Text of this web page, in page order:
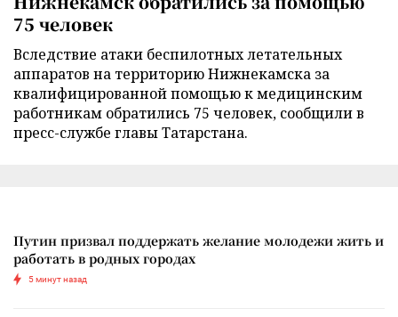
75 человек
Вследствие атаки беспилотных летательных
аппаратов на территорию Нижнекамска за
квалифицированной помощью к медицинским
работникам обратились 75 человек, сообщили в
пресс-службе главы Татарстана.
Путин призвал поддержать желание молодежи жить и
работать в родных городах
5 минут назад